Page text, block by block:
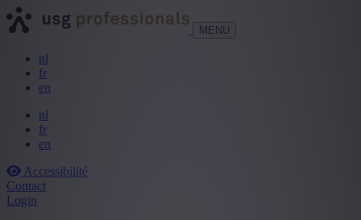
MENU
nl
fr
en
nl
fr
en
Accessibilité
Contact
Login